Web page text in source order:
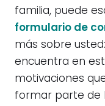
familia, puede
formulario de
más sobre
encuentra en
motivaciones
formar parte de